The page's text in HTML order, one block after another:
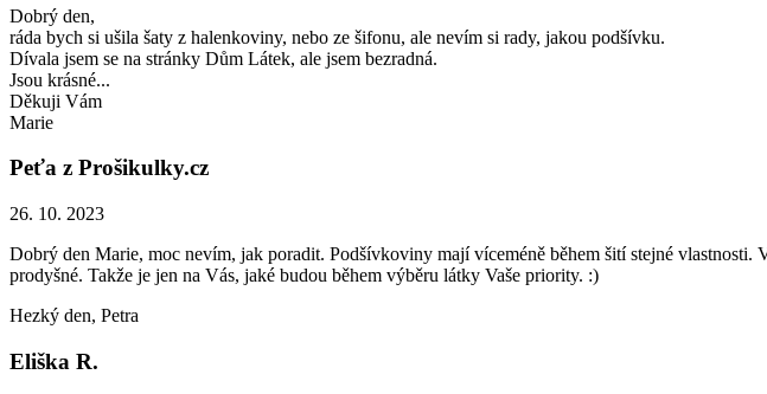
Dobrý den,
ráda bych si ušila šaty z halenkoviny, nebo ze šifonu, ale nevím si rady, jakou podšívku.
Dívala jsem se na stránky Dům Látek, ale jsem bezradná.
Jsou krásné...
Děkuji Vám
Marie
Peťa z Prošikulky.cz
26. 10. 2023
Dobrý den Marie, moc nevím, jak poradit. Podšívkoviny mají víceméně během šití stejné
prodyšné. Takže je jen na Vás, jaké budou během výběru látky Vaše priority. :)
Hezký den, Petra
Eliška R.